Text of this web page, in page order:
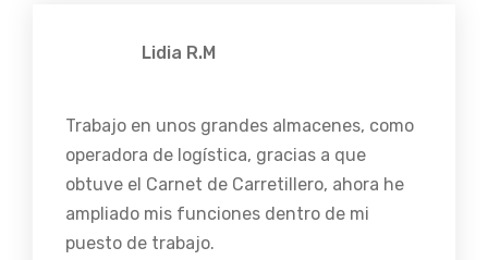
Lidia R.M
Trabajo en unos grandes almacenes, como
operadora de logística, gracias a que
obtuve el Carnet de Carretillero, ahora he
ampliado mis funciones dentro de mi
puesto de trabajo.